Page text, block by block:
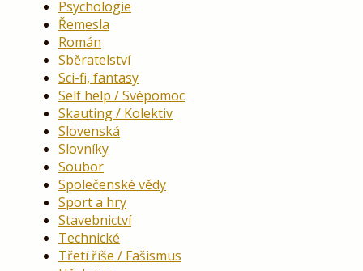
Psychologie
Řemesla
Román
Sběratelství
Sci-fi, fantasy
Self help / Svépomoc
Skauting / Kolektiv
Slovenská
Slovníky
Soubor
Společenské vědy
Sport a hry
Stavebnictví
Technické
Třetí říše / Fašismus